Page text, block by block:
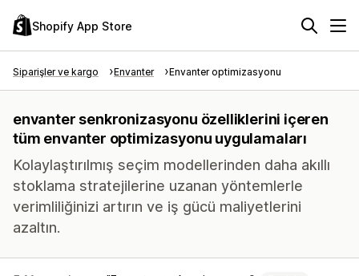
Shopify App Store
Siparişler ve kargo Envanter Envanter optimizasyonu
envanter senkronizasyonu özelliklerini içeren
tüm envanter optimizasyonu uygulamaları
Kolaylaştırılmış seçim modellerinden daha akıllı
stoklama stratejilerine uzanan yöntemlerle
verimliliğinizi artırın ve iş gücü maliyetlerini
azaltın.